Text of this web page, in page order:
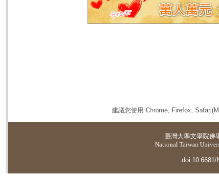
建議您使用 Chrome, Firefox,
臺灣大學文學院佛
National Taiwan
doi:10.6681/